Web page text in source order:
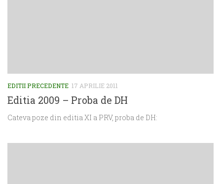
EDITII PRECEDENTE 17 APRILIE 2011
Editia 2009 – Proba de DH
Cateva poze din editia XI a PRV, proba de DH: